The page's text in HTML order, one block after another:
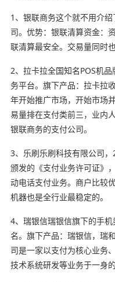
1、银联商务这个就不用介
司。优势：银联清算资金：
联清算最安全。交易量同时
2、拉卡拉全国知名POS机
务平台。旗下产品：拉卡拉
年开始推广市场，开始市场
易量排在支付类前三，业内
银联商务的支付公司。
3、乐刷乐刷科技有限公司
颁发的《支付业务许可证》
动电话支付业务。商户比较
机器也是全行业最稳定的。
4、瑞银信瑞银信旗下的手
名。旗下产品：瑞银信，瑞
司是一家以支付为核心业务
技术系统研发等业务于一身